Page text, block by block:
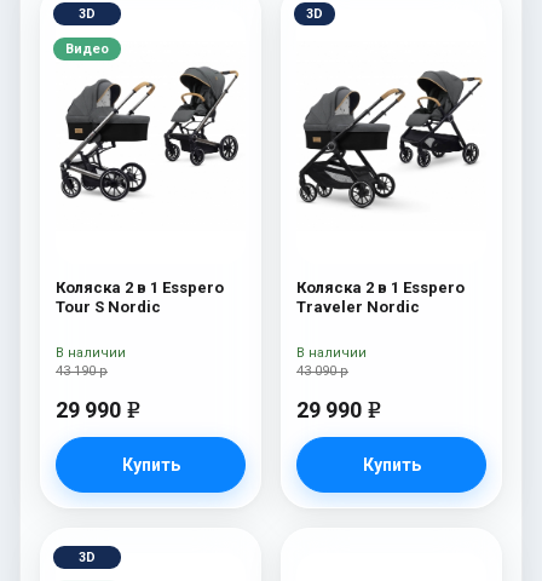
3D
Видео
Коляска 2 в 1 Esspero
Tour S Nordic
43 190 р
29 990 e
Купить
В наличии
3D
Коляска 2 в 1 Esspero
Traveler Nordic
43 090 р
29 990 e
Купить
В наличии
3D